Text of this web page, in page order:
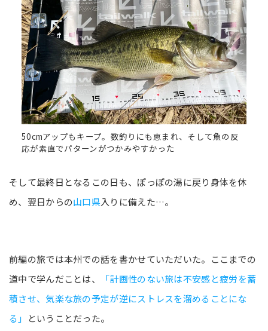
50cmアップもキープ。数釣りにも恵まれ、そして魚の反
応が素直でパターンがつかみやすかった
そして最終日となるこの日も、ぽっぽの湯に戻り身体を休
め、翌日からの山口県入りに備えた…。
前編の旅では本州での話を書かせていただいた。ここまでの
道中で学んだことは、
「計画性のない旅は不安感と疲労を蓄
積させ、気楽な旅の予定が逆にストレスを溜めることにな
る」
ということだった。